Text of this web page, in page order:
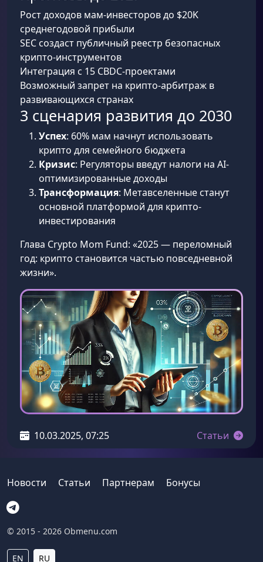
Рост доходов мам-инвесторов до $20K
среднегодовой прибыли
SEC создаст публичный реестр безопасных
крипто-инструментов
Интеграция с 15 CBDC-проектами
Возможный запрет на крипто-арбитраж в
развивающихся странах
3 сценария развития до 2030
Успех: 60% мам начнут использовать
крипто для семейного бюджета
Кризис: Регуляторы введут налоги на AI-
оптимизированные доходы
Трансформация: Метавселенные станут
основной платформой для крипто-
инвестирования
Глава Crypto Mom Fund: «2025 — переломный
год: крипто становится частью повседневной
жизни».
10.03.2025, 07:25 Статьи
Новости Статьи Партнерам Бонусы
© 2015 - 2026 Obmenu.com
EN RU